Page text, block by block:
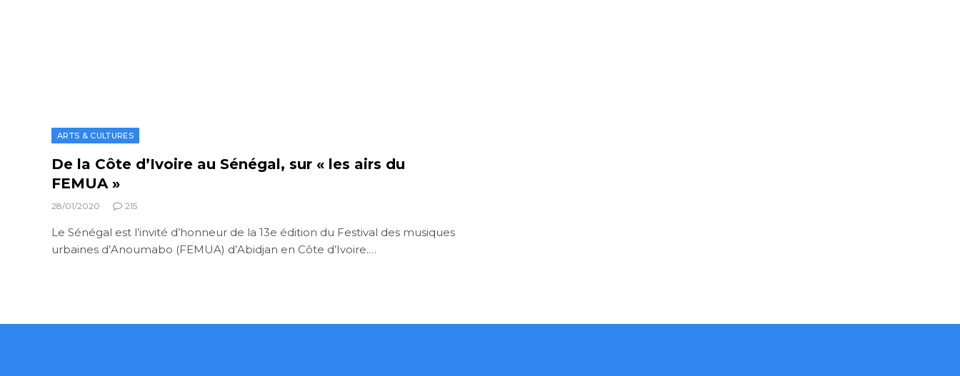
ARTS & CULTURES
De la Côte d’Ivoire au Sénégal, sur « les airs du
FEMUA »
28/01/2020 215
Le Sénégal est l’invité d’honneur de la 13e édition du Festival des musiques
urbaines d’Anoumabo (FEMUA) d’Abidjan en Côte d’Ivoire.…